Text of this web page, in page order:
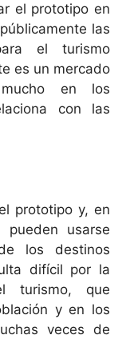
el prototipo en
las
el turismo
es un mercado
en los
con las
prototipo y, en
pueden usarse
los destinos
difícil por la
turismo, que
y en los
veces de